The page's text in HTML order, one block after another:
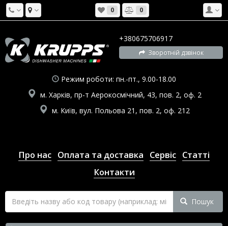
0 0
+380675706917
Зворотній дзвінок
Режим роботи: пн.-пт., 9.00-18.00
м. Харків, пр-т Аерокосмічний, 43, пов. 2, оф. 2
м. Київ, вул. Польова 21, пов. 2, оф. 212
Про нас Оплата та доставка Сервіс Статті
Контакти
Пошук